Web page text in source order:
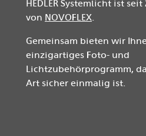
HEDLER Systemlicht ist
von NOVOFLEX.
Gemeinsam bieten wir
einzigartiges Foto- und
Lichtzubehörprogramm,
Art sicher einmalig ist.